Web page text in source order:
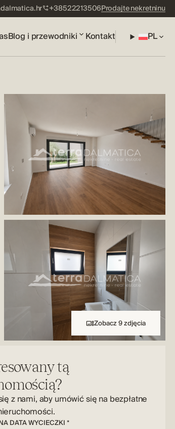
+38522213506Prodajte nekretninu
Blog i przewodniki Kontakt PL
Zobacz 9 zdjęcia
tą
z nami, aby umówić się na bezpłatne
DATA WYCIECZKI *